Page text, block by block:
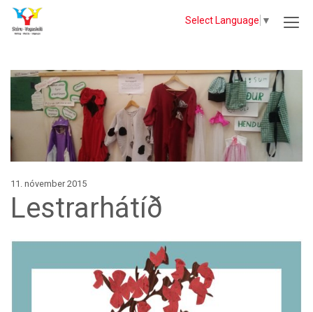
Select Language ▼
11. nóvember 2015
Lestrarhátíð